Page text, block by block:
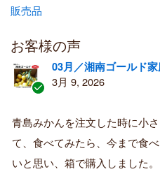
販売品
お客様の声
証
済
み
購
03月／湘南ゴールド
3月 9, 2026
青島みかんを注文した時に小
て、食べてみたら、今まで食
いと思い、箱で購入しました。